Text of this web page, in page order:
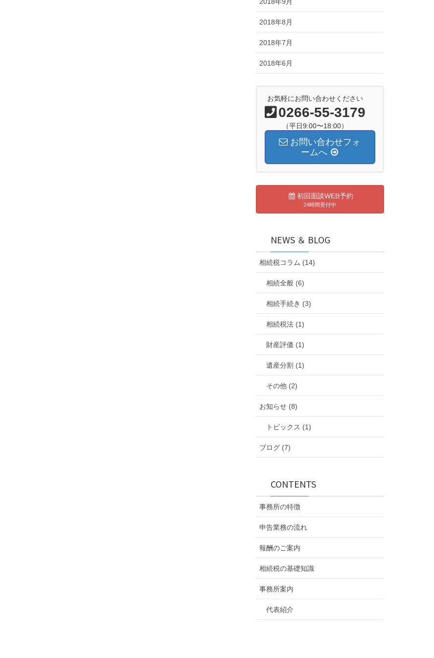
2018年8月
2018年7月
2018年6月
お気軽にお問い合わせください
0266-55-3179
（平日9:00〜18:00）
お問い合わせフォ
ームへ
初回面談WEB予約
24時間受付中
NEWS ＆ BLOG
相続税コラム (14)
相続全般 (6)
相続手続き (3)
相続税法 (1)
財産評価 (1)
遺産分割 (1)
その他 (2)
お知らせ (8)
トピックス (1)
ブログ (7)
CONTENTS
事務所の特徴
申告業務の流れ
報酬のご案内
相続税の基礎知識
事務所案内
代表紹介